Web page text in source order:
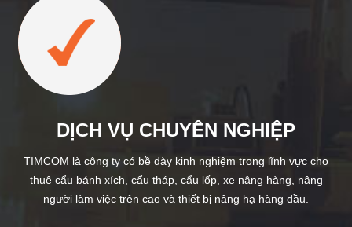
DỊCH VỤ CHUYÊN NGHIỆP
TIMCOM là công ty có bề dày kinh nghiệm trong lĩnh vực cho
thuê cẩu bánh xích, cẩu tháp, cẩu lốp, xe nâng hàng, nâng
người làm việc trên cao và thiết bị nâng hạ hàng đầu.